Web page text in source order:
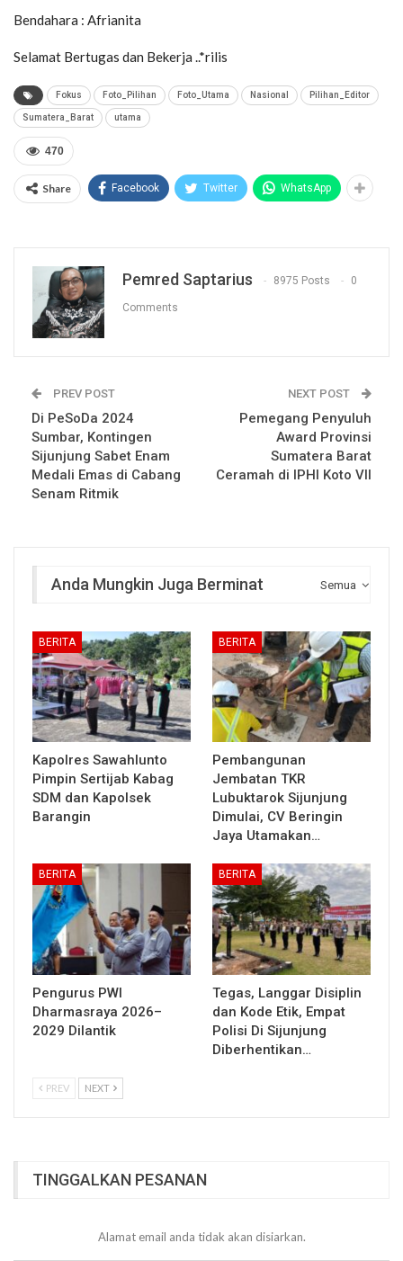
Bendahara : Afrianita
Selamat Bertugas dan Bekerja ..*rilis
Fokus Foto_Pilihan Foto_Utama Nasional Pilihan_Editor
Sumatera_Barat utama
470
Share Facebook Twitter WhatsApp
Pemred Saptarius 8975 Posts 0
Comments
PREV POST
Di PeSoDa 2024
Sumbar, Kontingen
Sijunjung Sabet Enam
Medali Emas di Cabang
Senam Ritmik
NEXT POST
Pemegang Penyuluh
Award Provinsi
Sumatera Barat
Ceramah di IPHI Koto VII
Semua
Anda Mungkin Juga Berminat
BERITA
Kapolres Sawahlunto
Pimpin Sertijab Kabag
SDM dan Kapolsek
Barangin
BERITA
Pembangunan
Jembatan TKR
Lubuktarok Sijunjung
Dimulai, CV Beringin
Jaya Utamakan…
BERITA
Pengurus PWI
Dharmasraya 2026–
2029 Dilantik
BERITA
Tegas, Langgar Disiplin
dan Kode Etik, Empat
Polisi Di Sijunjung
Diberhentikan…
PREV NEXT
TINGGALKAN PESANAN
Alamat email anda tidak akan disiarkan.